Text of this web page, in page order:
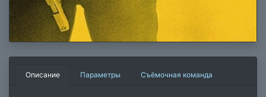
Описание Параметры Съёмочная команда